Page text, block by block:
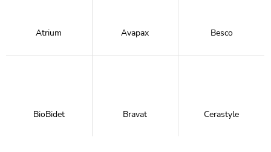
Atrium Avapax Besco
BioBidet Bravat Cerastyle